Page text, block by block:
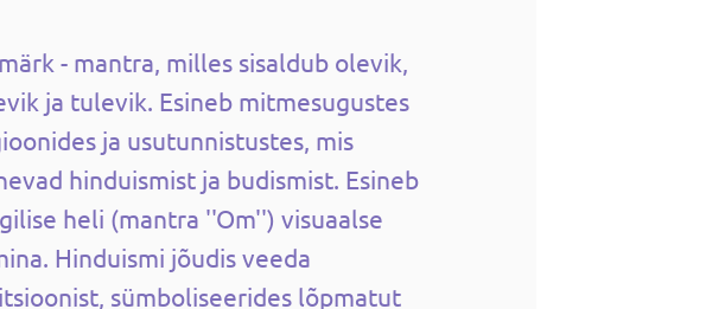
- mantra, milles sisaldub olevik,
ja tulevik. Esineb mitmesugustes
ja usutunnistustes, mis
hinduismist ja budismist. Esineb
heli (mantra ''Om'') visuaalse
Hinduismi jõudis veeda
sümboliseerides lõpmatut